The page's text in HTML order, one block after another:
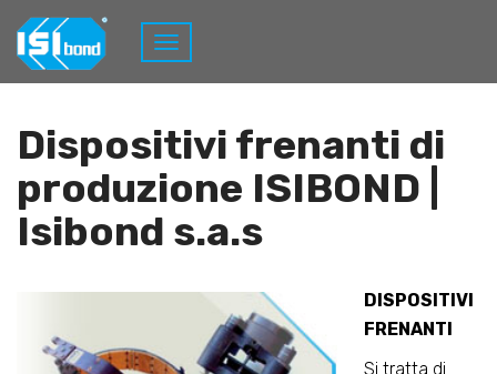
Home Prodotti
Dispositivi frenanti di
produzione ISIBOND |
Isibond s.a.s
DISPOSITIVI
FRENANTI
Si tratta di